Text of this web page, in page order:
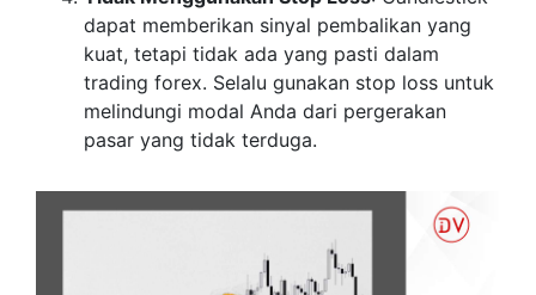
dapat memberikan sinyal pembalikan yang
kuat, tetapi tidak ada yang pasti dalam
trading forex. Selalu gunakan stop loss untuk
melindungi modal Anda dari pergerakan
pasar yang tidak terduga.